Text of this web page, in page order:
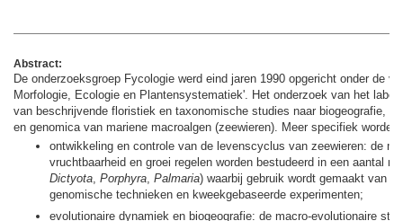
Abstract:
De onderzoeksgroep Fycologie werd eind jaren 1990 opgericht onder de
Morfologie, Ecologie en Plantensystematiek'. Het onderzoek van het
van beschrijvende floristiek en taxonomische studies naar biogeografie,
en genomica van mariene macroalgen (zeewieren). Meer specifiek
ontwikkeling en controle van de levenscyclus van zeewieren: de
vruchtbaarheid en groei regelen worden bestudeerd in een aantal
Dictyota Porphyra Palmaria) waarbij gebruik wordt gemaakt van
genomische technieken en kweekgebaseerde experimenten;
evolutionaire dynamiek en biogeografie: de macro-evolutionaire